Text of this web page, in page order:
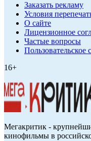
Заказать рекламу
Условия
О сайте
Лицензионное
Частые вопросы
Пользовательское
16+
Мегакритик -
кинофильмы в